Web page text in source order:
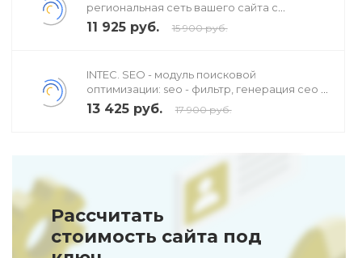
региональная сеть вашего сайта с
продвижением в поисковиках
11 925 руб. 15 900 руб.
INTEC. SEO - модуль поисковой
оптимизации: seo - фильтр, генерация сео -
текстов, H1, мета-тегов
13 425 руб. 17 900 руб.
Рассчитать
стоимость сайта под